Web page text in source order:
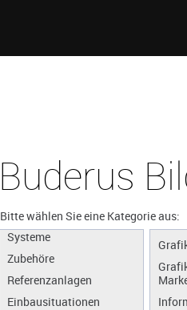
Buderus
Bitte wählen Sie eine Kategorie aus:
Apps
Produkte
Systeme
Zubehöre
Referenzanlagen
Einbausituationen